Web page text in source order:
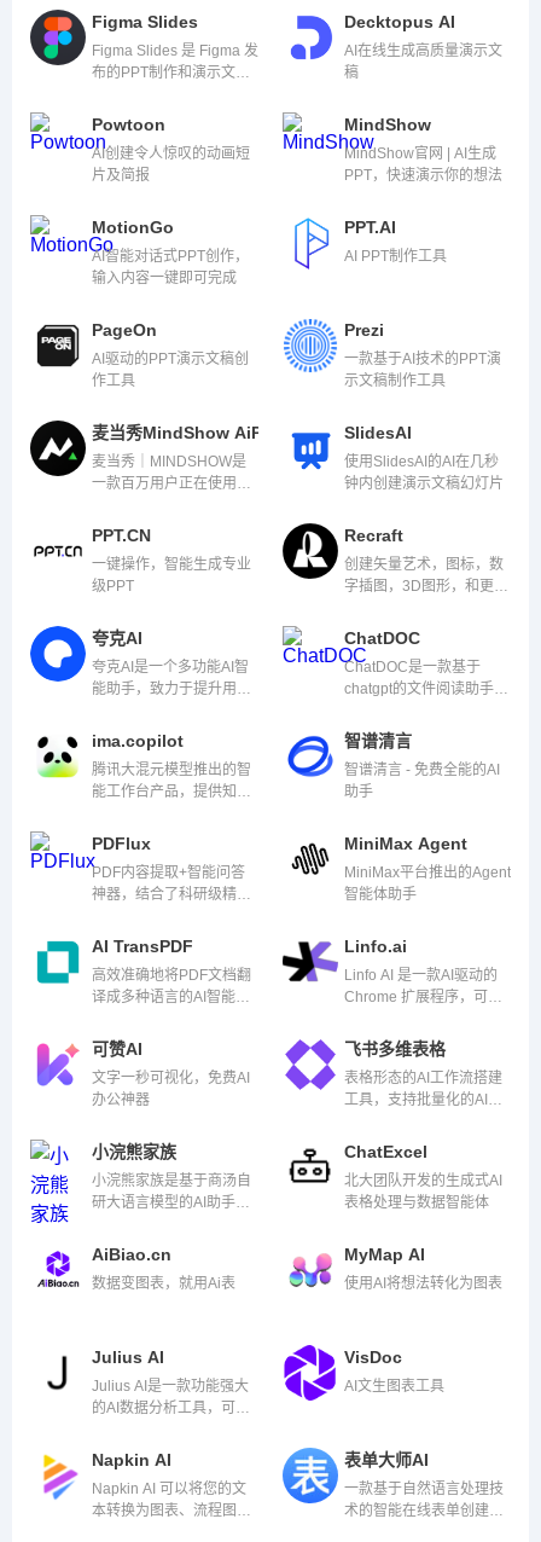
Figma Slides
Figma Slides 是 Figma 发
布的PPT制作和演示文稿
建、设计、定制和分享演
示文稿
Decktopus AI
AI在线生成高质量演示文
稿
Powtoon
AI创建令人惊叹的动画短
片及简报
MindShow
MindShow官网 | AI生成
PPT，快速演示你的想法
MotionGo
AI智能对话式PPT创作，
输入内容一键即可完成
PPT.AI
AI PPT制作工具
PageOn
AI驱动的PPT演示文稿创
作工具
Prezi
一款基于AI技术的PPT演
示文稿制作工具
麦当秀MindShow AiPPT
麦当秀｜MINDSHOW是
一款百万用户正在使用的
应用系统。它利用引领前
自动完成演示内容的设
计。
SlidesAI
使用SlidesAI的AI在几秒
钟内创建演示文稿幻灯片
PPT.CN
一键操作，智能生成专业
级PPT
Recraft
创建矢量艺术，图标，数
字插图，3D图形，和更
夸克AI
夸克AI是一个多功能AI智
能助手，致力于提升用户
率。
ChatDOC
ChatDOC是一款基于
chatgpt的文件阅读助手，
位和总结信息
ima.copilot
腾讯大混元模型推出的智
能工作台产品，提供知识
作等功能
智谱清言
智谱清言 - 免费全能的AI
助手
PDFlux
PDF内容提取+智能问答
神器，结合了科研级精准
力，以及ChatGPT的智能
MiniMax Agent
MiniMax平台推出的Agent
智能体助手
AI TransPDF
高效准确地将PDF文档翻
译成多种语言的AI智能
Linfo.ai
Linfo AI 是一款AI驱动的
Chrome 扩展程序，可以
YouTube 视频和 PDF 文
档转换为结构化摘要。
可赞AI
文字一秒可视化，免费AI
办公神器
飞书多维表格
表格形态的AI工作流搭建
工具，支持批量化的AI创
DeepSeek R1满血版
小浣熊家族
小浣熊家族是基于商汤自
研大语言模型的AI助手，
办公小浣熊AI助手两大功
ChatExcel
北大团队开发的生成式AI
表格处理与数据智能体
AiBiao.cn
数据变图表，就用Ai表
MyMap AI
使用AI将想法转化为图表
Julius AI
Julius AI是一款功能强大
的AI数据分析工具，可以
据。
VisDoc
AI文生图表工具
Napkin AI
Napkin AI 可以将您的文
本转换为图表、流程图、
表单大师AI
一款基于自然语言处理技
术的智能在线表单创建工